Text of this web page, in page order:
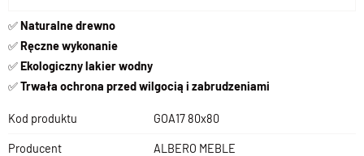
✅Naturalne drewno
✅Ręczne wykonanie
✅Ekologiczny lakier wodny
✅Trwała ochrona przed wilgocią i zabrudzeniami
Kod produktu GOA17 80x80
Producent ALBERO MEBLE